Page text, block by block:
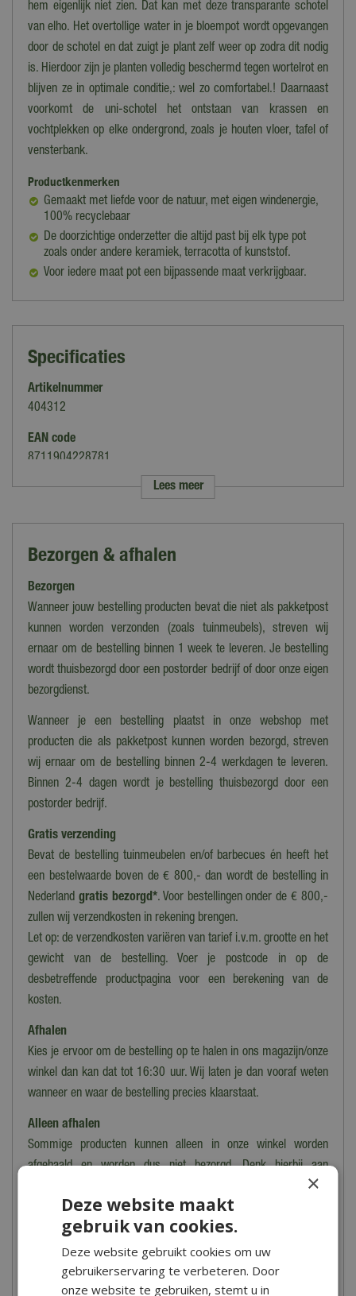
hem eigenlijk niet zien. Dat kan met deze transparante schotel
van elho. Het overtollige water in je bloempot wordt opgevangen
door de schotel en dat zuigt je plant zelf weer op zodra dit nodig
is. Hierdoor zijn je planten volledig beschermd tegen wortelrot en
blijven ze in optimale conditie,: wel zo comfortabel.! Daarnaast
voorkomt de uni-schotel het ontstaan van krassen en
vochtplekken op elke ondergrond, zoals je houten vloer, tafel of
vensterbank.
Productkenmerken
Gemaakt met liefde voor de natuur, met eigen windenergie,
100% recyclebaar
De doorzichtige onderzetter die altijd past bij elk type pot
zoals onder andere keramiek, terracotta of kunststof.
Voor iedere maat pot een bijpassende maat verkrijgbaar.
Specificaties
Artikelnummer
404312
EAN code
8711904228781
Merk
Transparant
Uitvoering
Rond
Gewicht
Materiaal
Kunststof
Lengte/diameter (cm)
32 cm
Hoogte
4,2 cm
Diameter
32 cm
Lees meer
Bezorgen & afhalen
Bezorgen
Wanneer jouw bestelling producten bevat die niet als pakketpost
kunnen worden verzonden (zoals tuinmeubels), streven wij
ernaar om de bestelling binnen 1 week te leveren. Je bestelling
wordt thuisbezorgd door een postorder bedrijf of door onze eigen
bezorgdienst.
Wanneer je een bestelling plaatst in onze webshop met
producten die als pakketpost kunnen worden bezorgd, streven
wij ernaar om de bestelling binnen 2-4 werkdagen te leveren.
Binnen 2-4 dagen wordt je bestelling thuisbezorgd door een
postorder bedrijf.
Gratis verzending
Bevat de bestelling tuinmeubelen en/of barbecues én heeft het
een bestelwaarde boven de € 800,- dan wordt de bestelling in
Nederland gratis bezorgd*. Voor bestellingen onder de € 800,-
zullen wij verzendkosten in rekening brengen.
Let op: de verzendkosten variëren van tarief i.v.m. grootte en het
gewicht van de bestelling. Voer je postcode in op de
desbetreffende productpagina voor een berekening van de
kosten.
Afhalen
Kies je ervoor om de bestelling op te halen in ons magazijn/onze
winkel dan kan dat tot 16:30 uur. Wij laten je dan vooraf weten
wanneer en waar de bestelling precies klaarstaat.
Alleen afhalen
Sommige producten kunnen alleen in onze winkel worden
afgehaald en worden dus niet bezorgd. Denk hierbij aan
breekbare, kwetsbare, zware of moeilijk te vervoeren producten.
In dit geval zie je de tekst 'dit product kan alleen worden
opgehaald, niet verzonden' staan bij het product en in het
bestelproces.
Heb je meer vragen over het bestellen, bezorgen en/of afhalen
×
Deze website maakt
gebruik van cookies.
Deze website gebruikt cookies om uw
gebruikerservaring te verbeteren. Door
onze website te gebruiken, stemt u in